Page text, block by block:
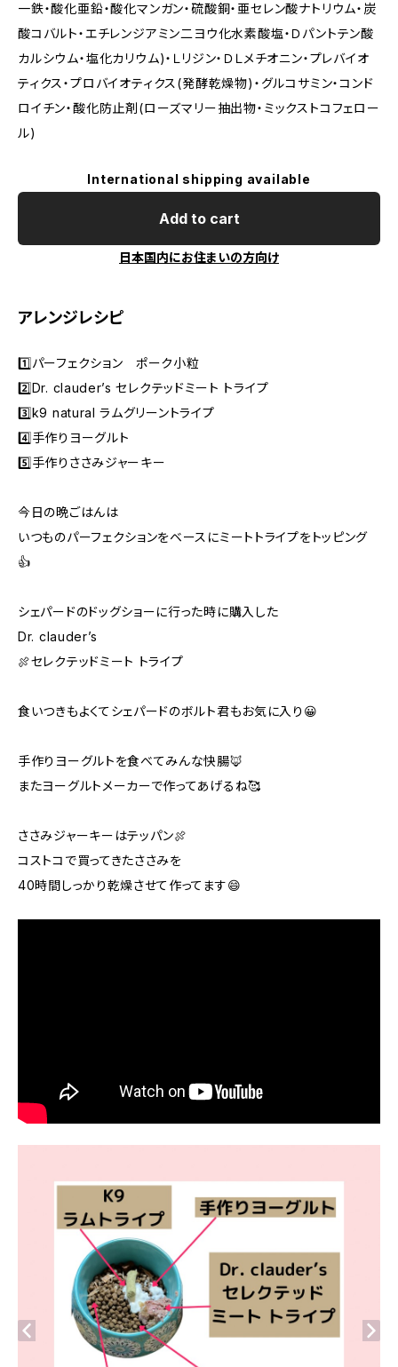
一鉄・酸化亜鉛・酸化マンガン・硫酸銅・亜セレン酸ナトリウム・炭
酸コバルト・エチレンジアミン二ヨウ化水素酸塩・Ｄパントテン酸
カルシウム・塩化カリウム)・Ｌリジン・ＤＬメチオニン・プレバイオ
ティクス・プロバイオティクス(発酵乾燥物)・グルコサミン・コンド
ロイチン・酸化防止剤(ローズマリー抽出物・ミックストコフェロー
ル)
International shipping available
Add to cart
日本国内にお住まいの方向け
アレンジレシピ
1️⃣パーフェクション ポーク小粒
2️⃣Dr. clauder’s セレクテッドミート トライプ
3️⃣k9 natural ラムグリーントライプ
4️⃣手作りヨーグルト
5️⃣手作りささみジャーキー
今日の晩ごはんは
いつものパーフェクションをベースにミートトライプをトッピング
👍
シェパードのドッグショーに行った時に購入した
Dr. clauder’s
🍖セレクテッドミート トライプ
食いつきもよくてシェパードのボルト君もお気に入り😀
手作りヨーグルトを食べてみんな快腸🦊
またヨーグルトメーカーで作ってあげるね🥰
ささみジャーキーはテッパン🍖
コストコで買ってきたささみを
40時間しっかり乾燥させて作ってます😄